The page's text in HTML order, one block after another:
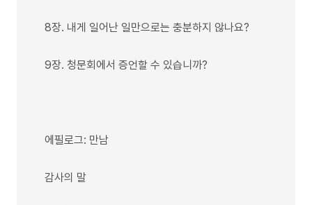
8장. 내게 일어난 일만으로는 충분하지 않나요?
9장. 청문회에서 증언할 수 있습니까?
에필로그: 만남
감사의 말